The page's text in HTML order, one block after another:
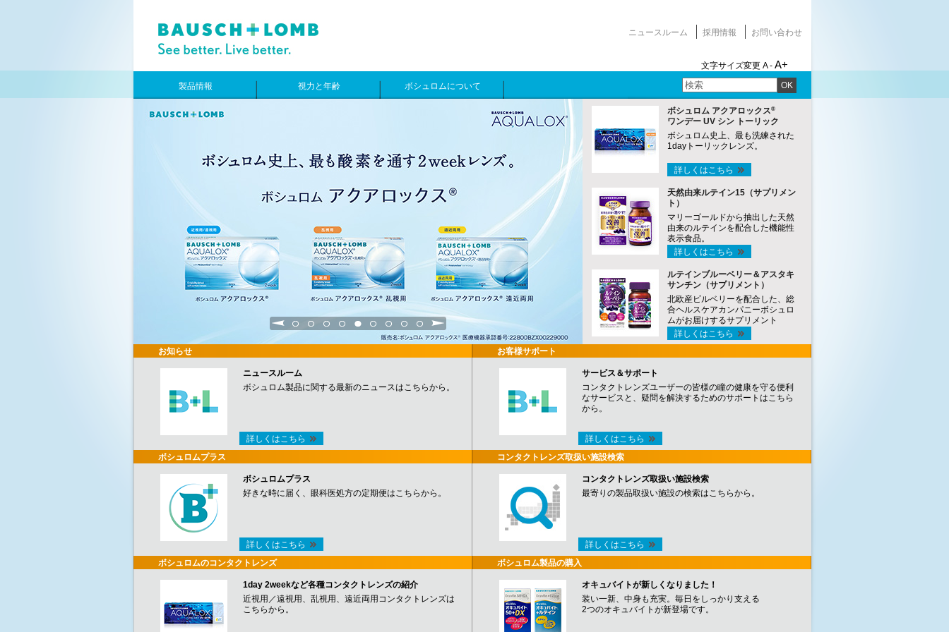
ニュースルーム 採用情報 お問い合わせ
文字サイズ変更 A - A+
OK
製品情報 視力と年齢 ボシュロムについて
1 2 3 4 5 6 7 8 9
ボシュロム アクアロックス®
ワンデー UV シン トーリック
ボシュロム史上、最も洗練された
1dayトーリックレンズ。
詳しくはこちら
天然由来ルテイン15（サプリメン
ト）
マリーゴールドから抽出した天然
由来のルテインを配合した機能性
表示食品。
詳しくはこちら
ルテインブルーベリー＆アスタキ
サンチン（サプリメント）
北欧産ビルベリーを配合した、総
合ヘルスケアカンパニーボシュロ
ムがお届けするサプリメント
詳しくはこちら
お知らせ
ニュースルーム
ボシュロム製品に関する最新のニュースはこちらから。
詳しくはこちら
ボシュロムプラス
ボシュロムプラス
好きな時に届く、眼科医処方の定期便はこちらから。
詳しくはこちら
ボシュロムのコンタクトレンズ
1day 2weekなど各種コンタクトレンズの紹介
近視用／遠視用、乱視用、遠近両用コンタクトレンズは
こちらから。
お客様サポート
サービス＆サポート
コンタクトレンズユーザーの皆様の瞳の健康を守る便利
なサービスと、疑問を解決するためのサポートはこちら
から。
詳しくはこちら
コンタクトレンズ取扱い施設検索
コンタクトレンズ取扱い施設検索
最寄りの製品取扱い施設の検索はこちらから。
詳しくはこちら
ボシュロム製品の購入
オキュバイトが新しくなりました！
装い一新、中身も充実。毎日をしっかり支える
2つのオキュバイトが新登場です。